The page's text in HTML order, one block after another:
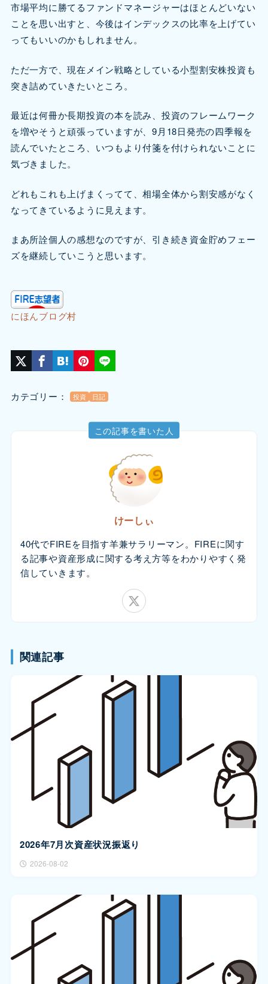
市場平均に勝てるファンドマネージャーはほとんどいない
ことを思い出すと、今後はインデックスの比率を上げてい
ってもいいのかもしれません。
ただ一方で、現在メイン戦略としている小型割安株投資も
突き詰めていきたいところ。
最近は何冊か長期投資の本を読み、投資のフレームワーク
を増やそうと頑張っていますが、9月18日発売の四季報を
読んでいたところ、いつもより付箋を付けられないことに
気づきました。
どれもこれも上げまくってて、相場全体から割安感がなく
なってきているように見えます。
まあ所詮個人の感想なのですが、引き続き資金貯めフェー
ズを継続していこうと思います。
にほんブログ村
カテゴリー： 投資 日記
この記事を書いた人
けーしぃ
40代でFIREを目指す羊兼サラリーマン。FIREに関す
る記事や資産形成に関する考え方等をわかりやすく発
信していきます。
関連記事
2026年7月次資産状況振返り
2026-08-02